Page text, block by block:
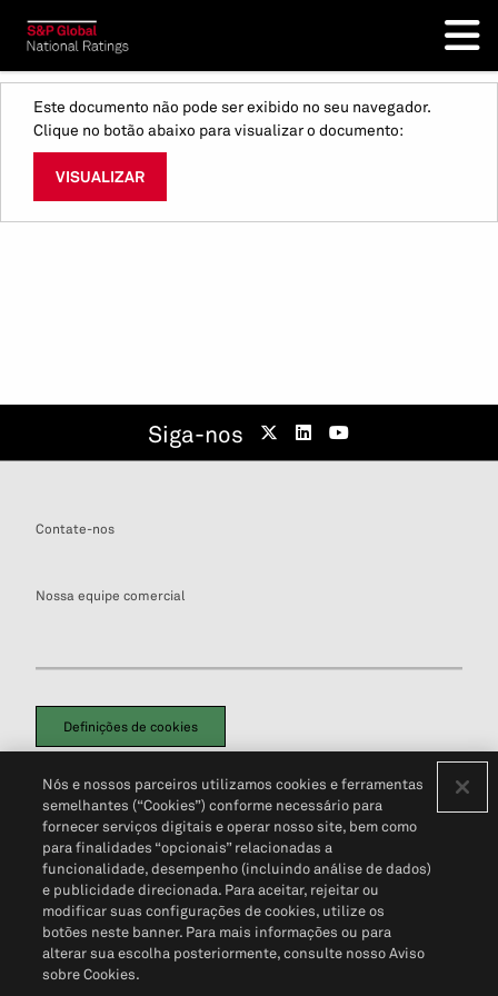
Este documento não pode ser exibido no seu navegador.
Clique no botão abaixo para visualizar o documento:
VISUALIZAR
Siga-nos
Contate-nos
Nossa equipe comercial
Definições de cookies
Política de PrivacidadePortal de privacidade do cliente (em inglês)
Não Venda Minhas Informações Pessoais© 2026 S&P Global
Nós e nossos parceiros utilizamos cookies e ferramentas
semelhantes (“Cookies”) conforme necessário para
fornecer serviços digitais e operar nosso site, bem como
para finalidades “opcionais” relacionadas a
funcionalidade, desempenho (incluindo análise de dados)
e publicidade direcionada. Para aceitar, rejeitar ou
modificar suas configurações de cookies, utilize os
botões neste banner. Para mais informações ou para
alterar sua escolha posteriormente, consulte nosso Aviso
sobre Cookies.